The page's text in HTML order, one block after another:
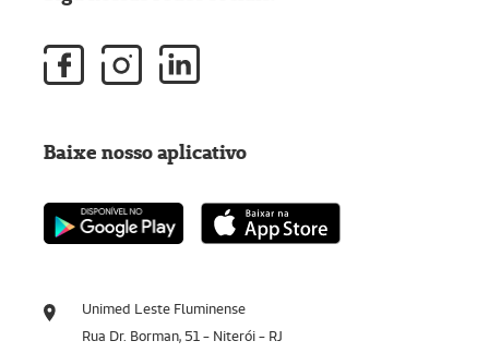
Unimed Leste Fluminense
Rua Dr. Borman, 51 - Niterói - RJ
Baixe nosso aplicativo